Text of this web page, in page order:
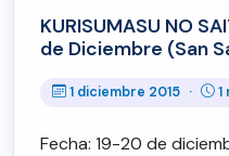
KURISUMASU NO
de Diciembre (San
1 diciembre 2015 ·
Fecha: 19-20 de